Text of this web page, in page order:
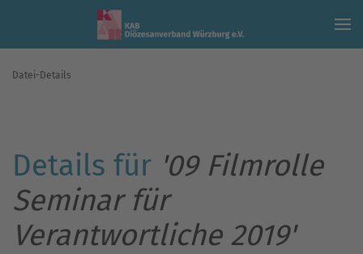
Skip to main content
Datei-Details
Details für '09 Filmrolle
Seminar für
Verantwortliche 2019'